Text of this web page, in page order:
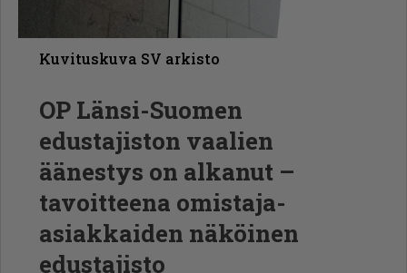
Kuvituskuva SV arkisto
OP Länsi-Suomen
edustajiston vaalien
äänestys on alkanut –
tavoitteena omistaja-
asiakkaiden näköinen
edustajisto